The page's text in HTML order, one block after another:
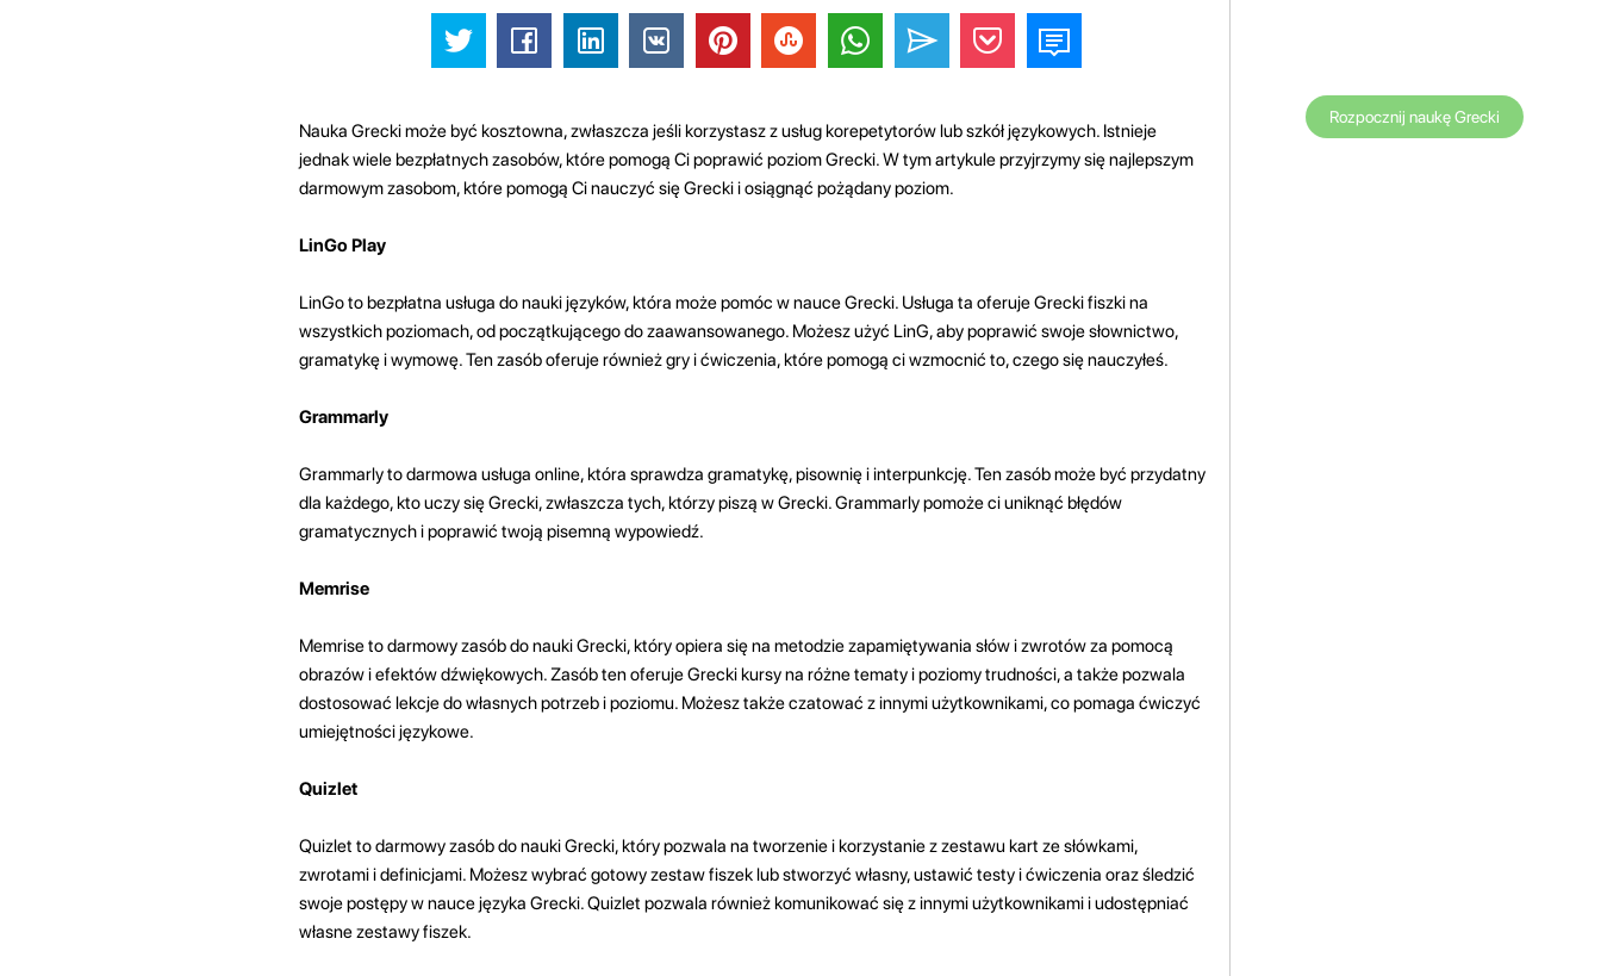
Nauka Grecki może być kosztowna, zwłaszcza jeśli korzystasz z usług korepetytorów lub szkół językowych. Istnieje
jednak wiele bezpłatnych zasobów, które pomogą Ci poprawić poziom Grecki. W tym artykule przyjrzymy się najlepszym
darmowym zasobom, które pomogą Ci nauczyć się Grecki i osiągnąć pożądany poziom.
LinGo Play
LinGo to bezpłatna usługa do nauki języków, która może pomóc w nauce Grecki. Usługa ta oferuje Grecki fiszki na
wszystkich poziomach, od początkującego do zaawansowanego. Możesz użyć LinG, aby poprawić swoje słownictwo,
gramatykę i wymowę. Ten zasób oferuje również gry i ćwiczenia, które pomogą ci wzmocnić to, czego się nauczyłeś.
Grammarly
Grammarly to darmowa usługa online, która sprawdza gramatykę, pisownię i interpunkcję. Ten zasób może być przydatny
dla każdego, kto uczy się Grecki, zwłaszcza tych, którzy piszą w Grecki. Grammarly pomoże ci uniknąć błędów
gramatycznych i poprawić twoją pisemną wypowiedź.
Memrise
Memrise to darmowy zasób do nauki Grecki, który opiera się na metodzie zapamiętywania słów i zwrotów za pomocą
obrazów i efektów dźwiękowych. Zasób ten oferuje Grecki kursy na różne tematy i poziomy trudności, a także pozwala
dostosować lekcje do własnych potrzeb i poziomu. Możesz także czatować z innymi użytkownikami, co pomaga ćwiczyć
umiejętności językowe.
Quizlet
Quizlet to darmowy zasób do nauki Grecki, który pozwala na tworzenie i korzystanie z zestawu kart ze słówkami,
zwrotami i definicjami. Możesz wybrać gotowy zestaw fiszek lub stworzyć własny, ustawić testy i ćwiczenia oraz śledzić
swoje postępy w nauce języka Grecki. Quizlet pozwala również komunikować się z innymi użytkownikami i udostępniać
własne zestawy fiszek.
Rozpocznij naukę Grecki